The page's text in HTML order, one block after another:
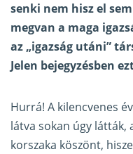
senki nem hisz el
megvan a maga
az „igazság utáni”
Jelen bejegyzésben
Hurrá! A kilencvenes
látva sokan úgy látták,
korszaka köszönt,